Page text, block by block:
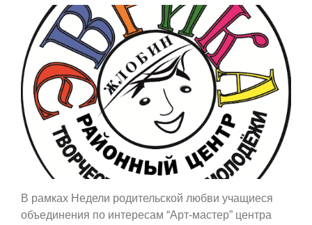
В рамках Недели родительской любви учащиеся
объединения по интересам “Арт-мастер” центра